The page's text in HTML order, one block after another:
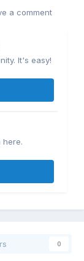
a comment
It's easy!
here.
0